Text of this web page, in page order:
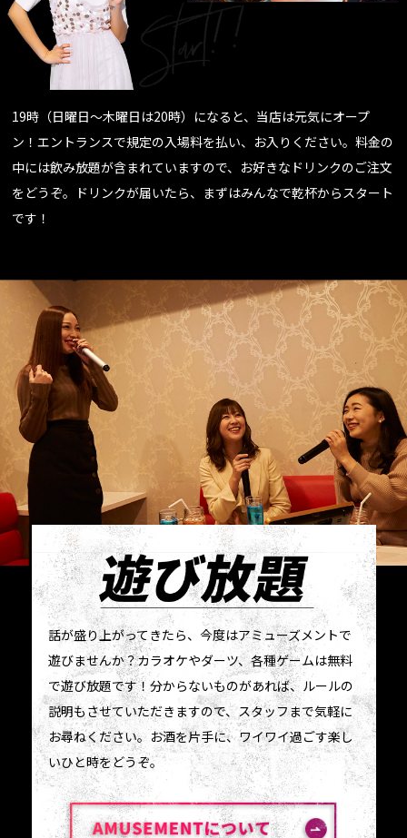
19時（日曜日～木曜日は20時）になると、当店は元気にオープ
ン！エントランスで規定の入場料を払い、お入りください。料金の
中には飲み放題が含まれていますので、お好きなドリンクのご注文
をどうぞ。ドリンクが届いたら、まずはみんなで乾杯からスタート
です！
話が盛り上がってきたら、今度はアミューズメントで
遊びませんか？カラオケやダーツ、各種ゲームは無料
で遊び放題です！分からないものがあれば、ルールの
説明もさせていただきますので、スタッフまで気軽に
お尋ねください。お酒を片手に、ワイワイ過ごす楽し
いひと時をどうぞ。